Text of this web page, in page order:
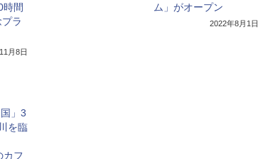
時間
ラ
月8日
ム」がオープン
2022年8月1日
」3
を臨
カフ